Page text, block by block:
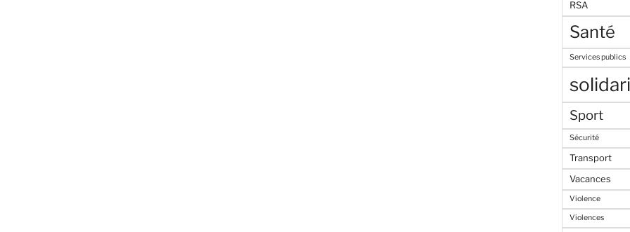
RSA
Santé
Services publics
Sport
Sécurité
Transport
Vacances
Violence
Violences